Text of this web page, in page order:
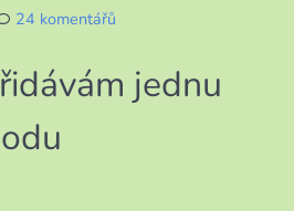
24 komentářů
s
názvem
jednu